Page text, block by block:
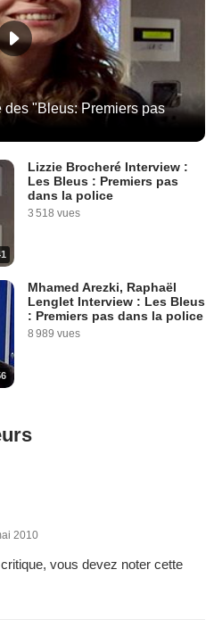
des "Bleus: Premiers pas
Lizzie Brocheré Interview :
Les Bleus : Premiers pas
dans la police
3 518 vues
Mhamed Arezki, Raphaël
Lenglet Interview : Les Bleus
: Premiers pas dans la police
8 989 vues
2010
vous devez noter cette